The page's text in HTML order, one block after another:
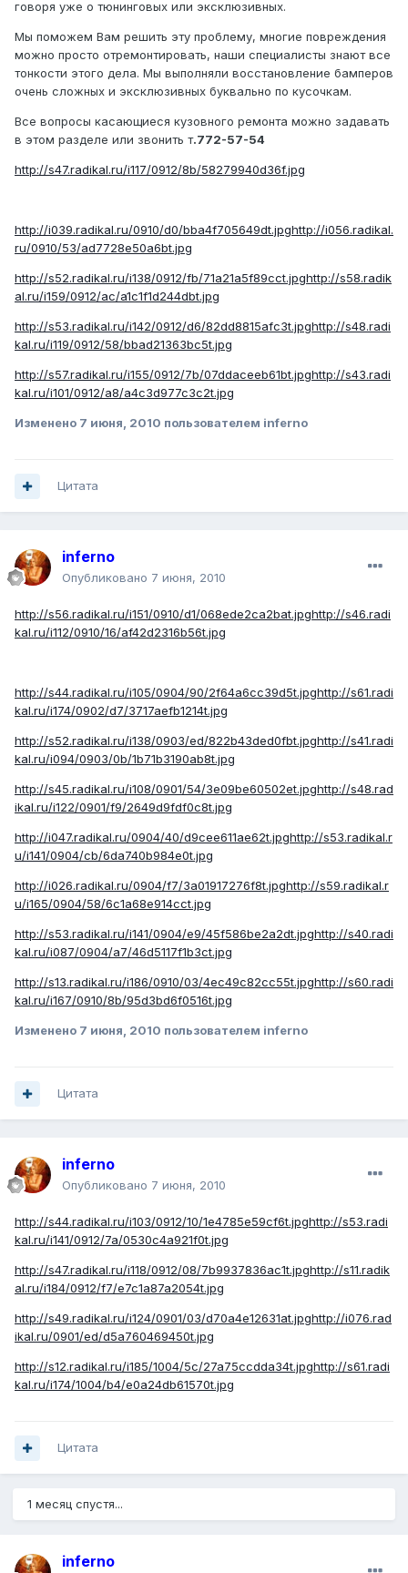
говоря уже о тюнинговых или эксклюзивных.
Мы поможем Вам решить эту проблему, многие повреждения
можно просто отремонтировать, наши специалисты знают все
тонкости этого дела. Мы выполняли восстановление бамперов
очень сложных и эксклюзивных буквально по кусочкам.
Все вопросы касающиеся кузовного ремонта можно задавать
в этом разделе или звонить т.772-57-54
http://s47.radikal.ru/i117/0912/8b/58279940d36f.jpg
http://i039.radikal.ru/0910/d0/bba4f705649dt.jpghttp://i056.radikal.
ru/0910/53/ad7728e50a6bt.jpg
http://s52.radikal.ru/i138/0912/fb/71a21a5f89cct.jpghttp://s58.radik
al.ru/i159/0912/ac/a1c1f1d244dbt.jpg
http://s53.radikal.ru/i142/0912/d6/82dd8815afc3t.jpghttp://s48.radi
kal.ru/i119/0912/58/bbad21363bc5t.jpg
http://s57.radikal.ru/i155/0912/7b/07ddaceeb61bt.jpghttp://s43.radi
kal.ru/i101/0912/a8/a4c3d977c3c2t.jpg
Изменено 7 июня, 2010 пользователем inferno
Цитата
inferno
Опубликовано 7 июня, 2010
http://s56.radikal.ru/i151/0910/d1/068ede2ca2bat.jpghttp://s46.radi
kal.ru/i112/0910/16/af42d2316b56t.jpg
http://s44.radikal.ru/i105/0904/90/2f64a6cc39d5t.jpghttp://s61.radi
kal.ru/i174/0902/d7/3717aefb1214t.jpg
http://s52.radikal.ru/i138/0903/ed/822b43ded0fbt.jpghttp://s41.radi
kal.ru/i094/0903/0b/1b71b3190ab8t.jpg
http://s45.radikal.ru/i108/0901/54/3e09be60502et.jpghttp://s48.rad
ikal.ru/i122/0901/f9/2649d9fdf0c8t.jpg
http://i047.radikal.ru/0904/40/d9cee611ae62t.jpghttp://s53.radikal.r
u/i141/0904/cb/6da740b984e0t.jpg
http://i026.radikal.ru/0904/f7/3a01917276f8t.jpghttp://s59.radikal.r
u/i165/0904/58/6c1a68e914cct.jpg
http://s53.radikal.ru/i141/0904/e9/45f586be2a2dt.jpghttp://s40.radi
kal.ru/i087/0904/a7/46d5117f1b3ct.jpg
http://s13.radikal.ru/i186/0910/03/4ec49c82cc55t.jpghttp://s60.radi
kal.ru/i167/0910/8b/95d3bd6f0516t.jpg
Изменено 7 июня, 2010 пользователем inferno
Цитата
inferno
Опубликовано 7 июня, 2010
http://s44.radikal.ru/i103/0912/10/1e4785e59cf6t.jpghttp://s53.radi
kal.ru/i141/0912/7a/0530c4a921f0t.jpg
http://s47.radikal.ru/i118/0912/08/7b9937836ac1t.jpghttp://s11.radik
al.ru/i184/0912/f7/e7c1a87a2054t.jpg
http://s49.radikal.ru/i124/0901/03/d70a4e12631at.jpghttp://i076.rad
ikal.ru/0901/ed/d5a760469450t.jpg
http://s12.radikal.ru/i185/1004/5c/27a75ccdda34t.jpghttp://s61.radi
kal.ru/i174/1004/b4/e0a24db61570t.jpg
Цитата
1 месяц спустя...
inferno